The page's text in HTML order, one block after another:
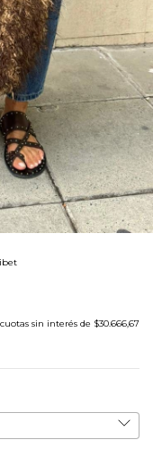
cuotas sin interés de $30.666,67